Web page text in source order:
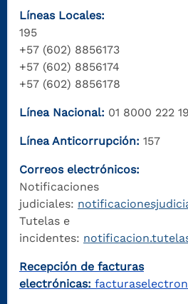
Líneas Locales:
195
+57 (602) 8856173
+57 (602) 8856174
+57 (602) 8856178
Línea Nacional: 01 8000 222
Línea Anticorrupción: 157
Correos electrónicos:
Notificaciones
judiciales:
Tutelas e
incidentes:
Recepción de facturas
electrónicas: